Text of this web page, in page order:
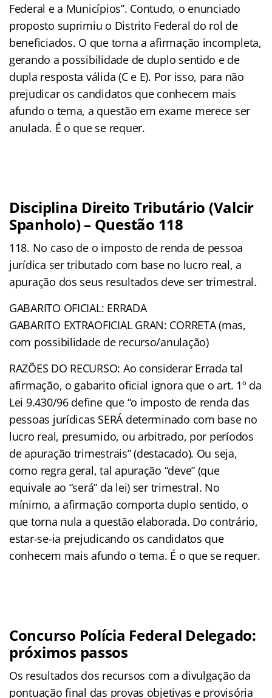
Federal e a Municípios”. Contudo, o enunciado
proposto suprimiu o Distrito Federal do rol de
beneficiados. O que torna a afirmação incompleta,
gerando a possibilidade de duplo sentido e de
dupla resposta válida (C e E). Por isso, para não
prejudicar os candidatos que conhecem mais
afundo o tema, a questão em exame merece ser
anulada. É o que se requer.
Disciplina Direito Tributário (Valcir
Spanholo) – Questão 118
118. No caso de o imposto de renda de pessoa
jurídica ser tributado com base no lucro real, a
apuração dos seus resultados deve ser trimestral.
GABARITO OFICIAL: ERRADA
GABARITO EXTRAOFICIAL GRAN: CORRETA (mas,
com possibilidade de recurso/anulação)
RAZÕES DO RECURSO: Ao considerar Errada tal
afirmação, o gabarito oficial ignora que o art. 1º da
Lei 9.430/96 define que “o imposto de renda das
pessoas jurídicas SERÁ determinado com base no
lucro real, presumido, ou arbitrado, por períodos
de apuração trimestrais” (destacado). Ou seja,
como regra geral, tal apuração “deve” (que
equivale ao “será” da lei) ser trimestral. No
mínimo, a afirmação comporta duplo sentido, o
que torna nula a questão elaborada. Do contrário,
estar-se-ia prejudicando os candidatos que
conhecem mais afundo o tema. É o que se requer.
Concurso Polícia Federal Delegado:
próximos passos
Os resultados dos recursos com a divulgação da
pontuação final das provas objetivas e provisória